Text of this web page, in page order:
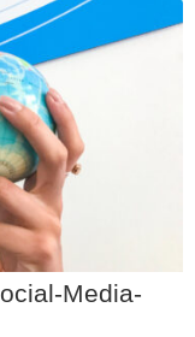
Media-